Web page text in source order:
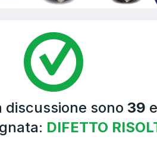
discussione sono 39
DIFETTO